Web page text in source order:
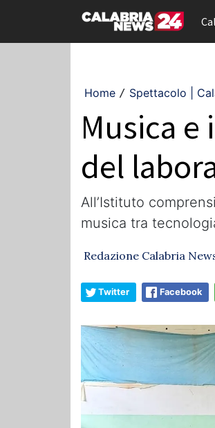
Home / Spettacolo |
Musica
del
All’Istituto
musica tra
Redazione Calabria
Twitter Facebook